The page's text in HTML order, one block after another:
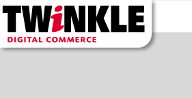
Twinkle
Digital
Commerce
Hoofdmenu